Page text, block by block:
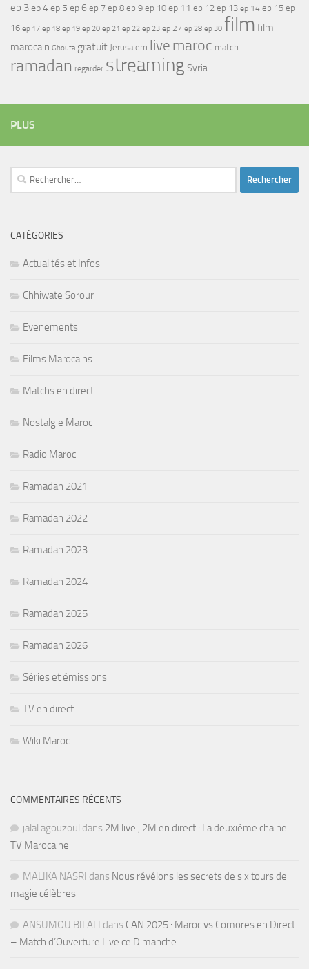
ep 3ep 4ep 5 ep 6 ep 7 ep 8 ep 9 ep 10 ep 11 ep 12 ep 13 ep 14 ep 15 ep
16 ep 17 ep 18 ep 19 ep 20 ep 21 ep 22 ep 23 ep 27 ep 28 ep 30 film film
marocain Ghouta gratuit Jerusalem live maroc match
ramadan regarder streamingSyria
PLUS
Rechercher :
CATÉGORIES
Actualités et Infos
Chhiwate Sorour
Evenements
Films Marocains
Matchs en direct
Nostalgie Maroc
Radio Maroc
Ramadan 2021
Ramadan 2022
Ramadan 2023
Ramadan 2024
Ramadan 2025
Ramadan 2026
Séries et émissions
TV en direct
Wiki Maroc
COMMENTAIRES RÉCENTS
jalal agouzoul dans 2M live , 2M en direct : La deuxième chaine
TV Marocaine
MALIKA NASRI dans Nous révélons les secrets de six tours de
magie célèbres
ANSUMOU BILALI dans CAN 2025 : Maroc vs Comores en Direct
– Match d’Ouverture Live ce Dimanche